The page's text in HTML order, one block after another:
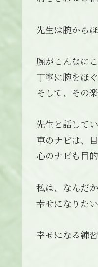
先生は腕から
腕がこんなに
丁寧に腕をほ
そして、その
先生と話して
車のナビは、
心のナビも目
私は、なんだ
幸せになりた
幸せになる練